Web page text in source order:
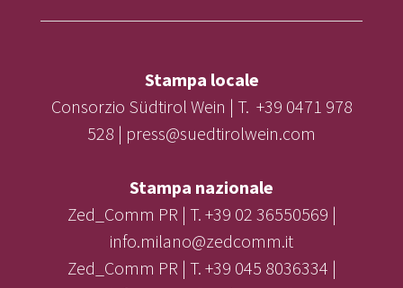
Stampa locale
Consorzio Südtirol Wein | T. +39 0471 978
528 | press@suedtirolwein.com
Stampa nazionale
Zed_Comm PR | T. +39 02 36550569 |
info.milano@zedcomm.it
Zed_Comm PR | T. +39 045 8036334 |